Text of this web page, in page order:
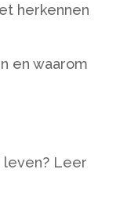
herkennen
en waarom
leven? Leer